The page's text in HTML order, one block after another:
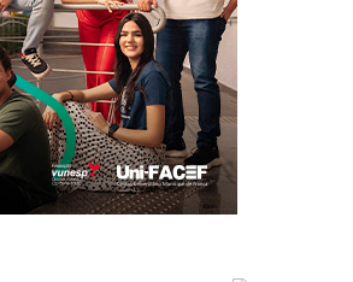
em fuga